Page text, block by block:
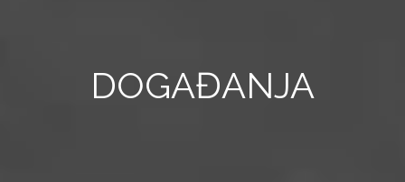
DOGAĐANJA